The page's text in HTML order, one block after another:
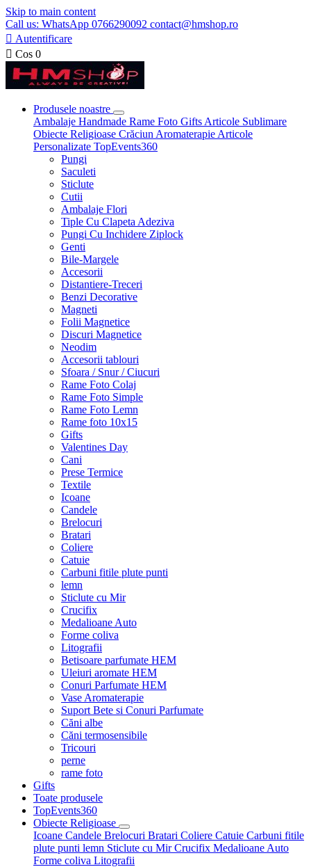
Skip to main content
Call us: WhatsApp 0766290092 contact@hmshop.ro
 Autentificare
 Cos 0
Produsele noastre
Ambalaje Handmade Rame Foto Gifts Articole Sublimare
Obiecte Religioase Crăciun Aromaterapie Articole
Personalizate TopEvents360
Pungi
Saculeti
Sticlute
Cutii
Ambalaje Flori
Tiple Cu Clapeta Adeziva
Pungi Cu Inchidere Ziplock
Genti
Bile-Margele
Accesorii
Distantiere-Treceri
Benzi Decorative
Magneti
Folii Magnetice
Discuri Magnetice
Neodim
Accesorii tablouri
Sfoara / Snur / Ciucuri
Rame Foto Colaj
Rame Foto Simple
Rame Foto Lemn
Rame foto 10x15
Gifts
Valentines Day
Cani
Prese Termice
Textile
Icoane
Candele
Brelocuri
Bratari
Coliere
Catuie
Carbuni fitile plute punti
lemn
Sticlute cu Mir
Crucifix
Medalioane Auto
Forme coliva
Litografii
Betisoare parfumate HEM
Uleiuri aromate HEM
Conuri Parfumate HEM
Vase Aromaterapie
Suport Bete si Conuri Parfumate
Căni albe
Căni termosensibile
Tricouri
perne
rame foto
Gifts
Toate produsele
TopEvents360
Obiecte Religioase
Icoane Candele Brelocuri Bratari Coliere Catuie Carbuni fitile
plute punti lemn Sticlute cu MirCrucifix Medalioane Auto
Forme coliva Litografii